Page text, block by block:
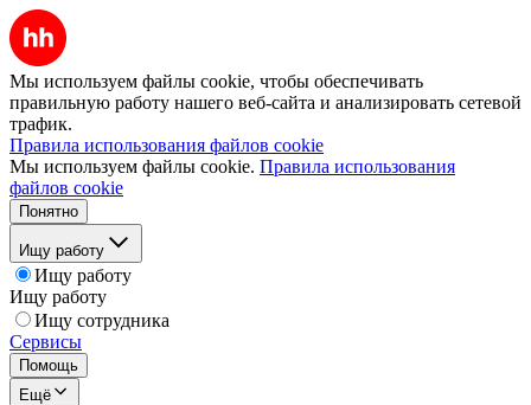
Мы используем файлы cookie, чтобы обеспечивать
правильную работу нашего веб-сайта и анализировать сетевой
трафик.
Правила использования файлов cookie
Мы используем файлы cookie. Правила использования
файлов cookie
Понятно
Ищу работу
Ищу работу
Ищу работу
Ищу сотрудника
Сервисы
Помощь
Ещё